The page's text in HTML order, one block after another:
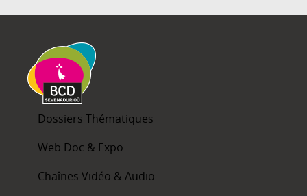
Dossiers Thématiques
Web Doc & Expo
Chaînes Vidéo & Audio